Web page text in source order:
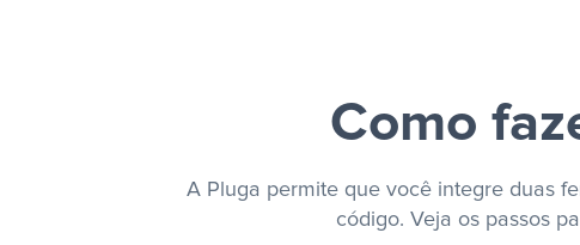
Como
A Pluga permite que você integre duas
código. Veja os passos